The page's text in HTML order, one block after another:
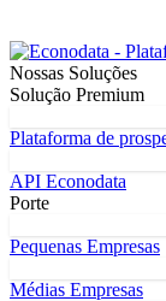
Nossas Soluções
Solução Premium
Plataforma de
API Econodata
Porte
Pequenas Empresas
Médias Empresas